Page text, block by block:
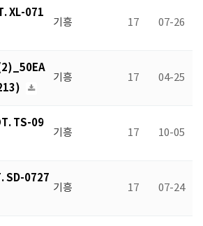
XL-071
기흥 17 07-26
기흥 17 04-25
TS-09
기흥 17 10-05
SD-0727
기흥 17 07-24